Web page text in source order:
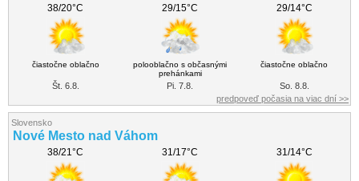
38/20°C 29/15°C 29/14°C
čiastočne oblačno
polooblačno s občasnými
prehánkami
čiastočne oblačno
Št. 6.8. Pi. 7.8.
So. 8.8.
predpoveď počasia na viac dní >>
Slovensko
Nové Mesto nad Váhom
38/21°C 31/17°C 31/14°C